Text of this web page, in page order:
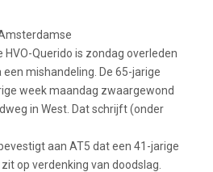
Querido is zondag overleden
mishandeling. De 65-jarige
week maandag zwaargewond
in West. Dat schrijft (onder
aan AT5 dat een 41-jarige
op verdenking van doodslag.